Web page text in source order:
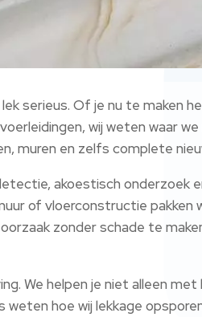
serieus. Of je nu te maken
wij weten waar
muren en zelfs complete
akoestisch onderzoek
of vloerconstructie pakken
zonder schade te
We helpen je niet alleen
weten hoe wij lekkage